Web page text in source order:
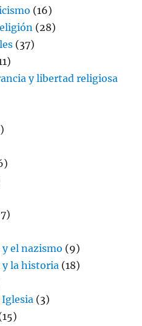
(16)
(28)
(37)
y libertad religiosa
el nazismo (9)
y la historia (18)
Iglesia (3)